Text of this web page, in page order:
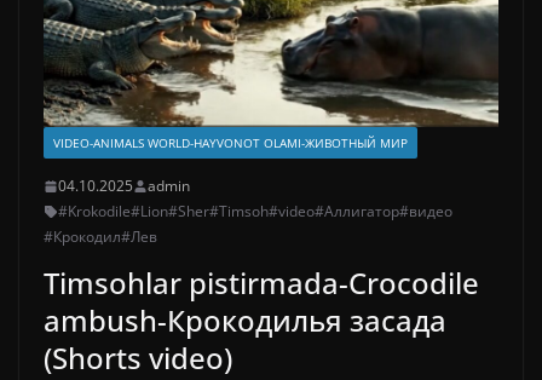
VIDEO-ANIMALS WORLD-HAYVONOT OLAMI-ЖИВОТНЫЙ МИР
04.10.2025
admin
#Krokodile#Lion#Sher#Timsoh#video#Аллигатор#видео
#Крокодил#Лев
Timsohlar pistirmada-Crocodile
ambush-Крокодилья засада
(Shorts video)